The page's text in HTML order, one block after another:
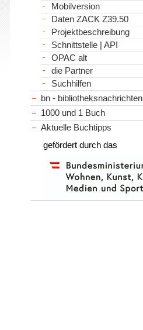
Mobilversion
Daten ZACK Z39.50
Projektbeschreibung
Schnittstelle | API
OPAC alt
die Partner
Suchhilfen
bn - bibliotheksnachrichten
1000 und 1 Buch
Aktuelle Buchtipps
gefördert durch das